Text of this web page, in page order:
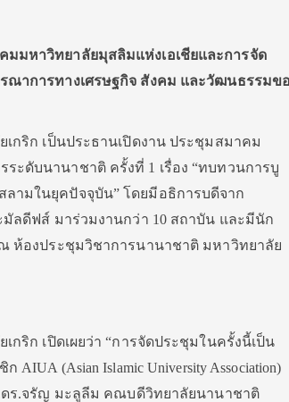
มหาวิทยาลัยมุสลิมแห่งเอเชียและการจัด
ณาการทางเศรษฐกิจ สังคม และวัฒนธรรมข
กริก เป็นประธานเปิดงาน ประชุมสมาคม
ะดับนานาชาติ ครั้งที่ 1 เรื่อง “ทบทวนการบู
ามในยุคปัจจุบัน” โดยมีอธิการบดีจาก
มัลดีฟส์ มาร่วมงานกว่า 10 สถาบัน และมีนัก
ห้องประชุมวิชาการนานาชาติ มหาวิทยาลัย
ริก เปิดเผยว่า “การจัดประชุมในครั้งนี้เป็น
(Asian Islamic University Association)
ดร.จรัญ มะลูลีม คณบดีวิทยาลัยนานาชาติ